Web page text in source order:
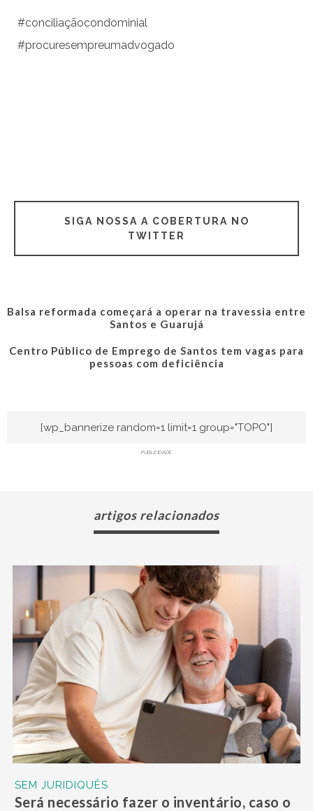
#conciliaçãocondominial
#procuresempreumadvogado
SIGA NOSSA A COBERTURA NO
TWITTER
Balsa reformada começará a operar na travessia entre
Santos e Guarujá
Centro Público de Emprego de Santos tem vagas para
pessoas com deficiência
[wp_bannerize random=1 limit=1 group="TOPO"]
PUBLICIDADE
artigos relacionados
SEM JURIDIQUÊS
Será necessário fazer o inventário, caso o